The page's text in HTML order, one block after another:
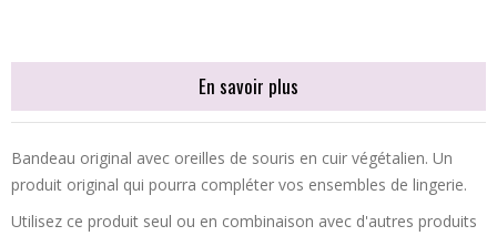
En savoir plus
Bandeau original avec oreilles de souris en cuir végétalien. Un
produit original qui pourra compléter vos ensembles de lingerie.
Utilisez ce produit seul ou en combinaison avec d'autres produits